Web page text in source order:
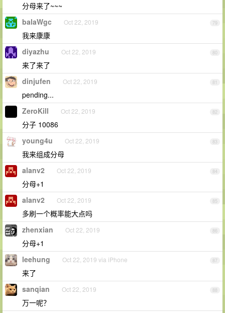
分母来了~~~
79
balaWgc Oct 22, 2019
我来康康
80
diyazhu Oct 22, 2019
来了来了
81
dinjufen Oct 22, 2019
pending...
82
ZeroKill Oct 22, 2019
分子 10086
83
young4u Oct 22, 2019
我来组成分母
84
alanv2 Oct 22, 2019
分母+1
85
alanv2 Oct 22, 2019
多刷一个概率能大点吗
86
zhenxian Oct 22, 2019
分母+1
87
leehung Oct 22, 2019 via iPhone
来了
88
sanqian Oct 22, 2019
万一呢？